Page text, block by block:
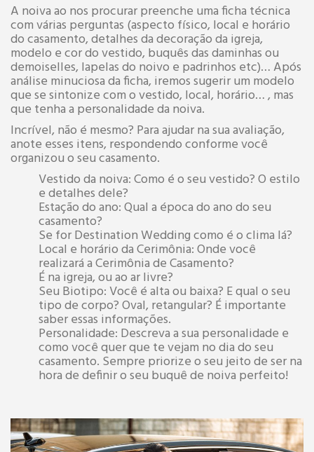
A noiva ao nos procurar preenche uma ficha técnica
com várias perguntas (aspecto físico, local e horário
do casamento, detalhes da decoração da igreja,
modelo e cor do vestido, buquês das daminhas ou
demoiselles, lapelas do noivo e padrinhos etc)… Após
análise minuciosa da ficha, iremos sugerir um modelo
que se sintonize com o vestido, local, horário… , mas
que tenha a personalidade da noiva.
Incrível, não é mesmo? Para ajudar na sua avaliação,
anote esses itens, respondendo conforme você
organizou o seu casamento.
Vestido da noiva: Como é o seu vestido? O estilo
e detalhes dele?
Estação do ano: Qual a época do ano do seu
casamento?
Se for Destination Wedding como é o clima lá?
Local e horário da Cerimônia: Onde você
realizará a Cerimônia de Casamento?
É na igreja, ou ao ar livre?
Seu Biotipo: Você é alta ou baixa? E qual o seu
tipo de corpo? Oval, retangular? É importante
saber essas informações.
Personalidade: Descreva a sua personalidade e
como você quer que te vejam no dia do seu
casamento. Sempre priorize o seu jeito de ser na
hora de definir o seu buquê de noiva perfeito!